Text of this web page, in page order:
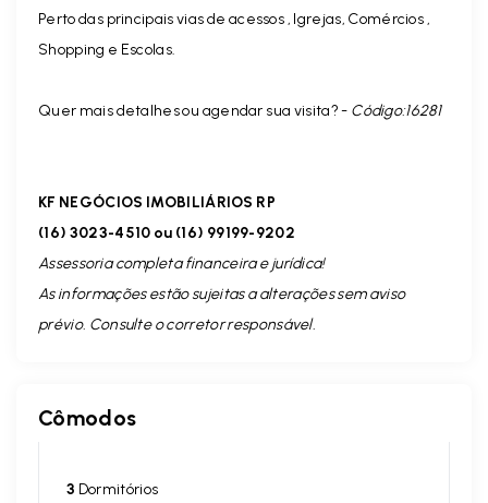
Perto das principais vias de acessos , Igrejas, Comércios ,
Shopping e Escolas.
Quer mais detalhes ou agendar sua visita? - Código:16281
KF NEGÓCIOS IMOBILIÁRIOS RP
(16) 3023-4510 ou (16) 99199-9202
Assessoria completa financeira e jurídica!
As informações estão sujeitas a alterações sem aviso
prévio. Consulte o corretor responsável.
Cômodos
3 Dormitórios